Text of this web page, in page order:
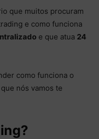
que muitos procuram
e como funciona
e que atua 24
como funciona o
nós vamos te